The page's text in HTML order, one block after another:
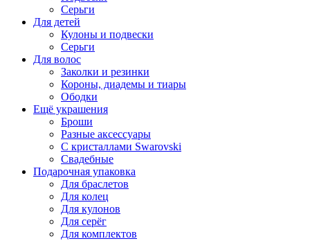
Серьги
Для детей
Кулоны и подвески
Серьги
Для волос
Заколки и резинки
Короны, диадемы и тиары
Ободки
Ещё украшения
Броши
Разные аксессуары
С кристаллами Swarovski
Свадебные
Подарочная упаковка
Для браслетов
Для колец
Для кулонов
Для серёг
Для комплектов